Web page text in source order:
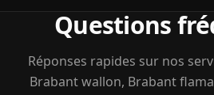
Questions
Réponses rapides sur nos
Brabant wallon, Brabant